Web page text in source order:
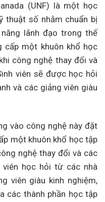
(UNF) là một học
thuật số nhằm chuẩn bị
lãnh đạo trong thế
cấp một khuôn khổ học
công nghệ thay đổi và
viên sẽ được học hỏi
và các giảng viên giàu
vào công nghệ này đặt
một khuôn khổ học tập
nghệ thay đổi và các
viên học hỏi từ các nhà
viên giàu kinh nghiệm,
các thành phần học tập